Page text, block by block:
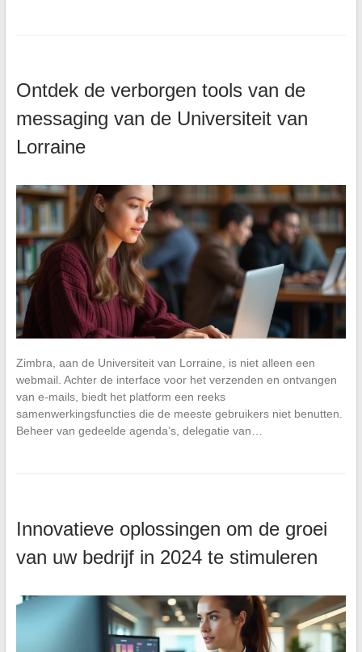
Ontdek de verborgen tools van de
messaging van de Universiteit van
Lorraine
Zimbra, aan de Universiteit van Lorraine, is niet alleen een
webmail. Achter de interface voor het verzenden en ontvangen
van e-mails, biedt het platform een reeks
samenwerkingsfuncties die de meeste gebruikers niet benutten.
Beheer van gedeelde agenda’s, delegatie van…
Innovatieve oplossingen om de groei
van uw bedrijf in 2024 te stimuleren